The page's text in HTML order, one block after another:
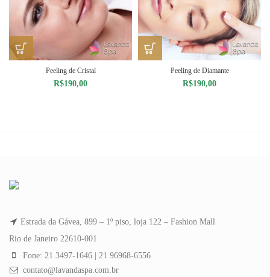
Peeling de Cristal
R$190,00
Peeling de Diamante
R$190,00
Estrada da Gávea, 899 – 1º piso, loja 122 – Fashion Mall
Rio de Janeiro 22610-001
Fone: 21 3497-1646 | 21 96968-6556
contato@lavandaspa.com.br